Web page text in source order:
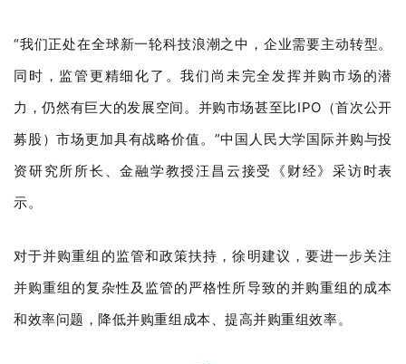
“我们正处在全球新一轮科技浪潮之中，企业需要主动转型。
同时，监管更精细化了。我们尚未完全发挥并购市场的潜
力，仍然有巨大的发展空间。并购市场甚至比IPO（首次公开
募股）市场更加具有战略价值。”中国人民大学国际并购与投
资研究所所长、金融学教授汪昌云接受《财经》采访时表
示。
对于并购重组的监管和政策扶持，徐明建议，要进一步关注
并购重组的复杂性及监管的严格性所导致的并购重组的成本
和效率问题，降低并购重组成本、提高并购重组效率。